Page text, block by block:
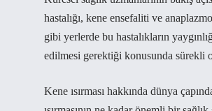
hastalığı, kene ensefaliti ve
gibi yerlerde bu hastalıkların
edilmesi gerektiği konusunda sürekli
Kene ısırması hakkında dünya